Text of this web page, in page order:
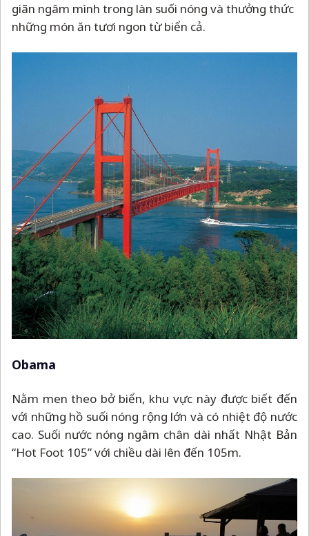
giãn ngâm mình trong làn suối nóng và thưởng thức
những món ăn tươi ngon từ biển cả.
Obama
Nằm men theo bở biển, khu vực này được biết đến
với những hồ suối nóng rộng lớn và có nhiệt độ nước
cao. Suối nước nóng ngâm chân dài nhất Nhật Bản
“Hot Foot 105” với chiều dài lên đến 105m.